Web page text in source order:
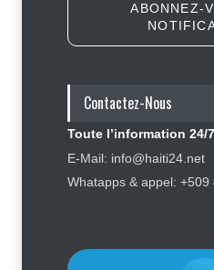
Haïti :
montre
ABONNEZ-
Contactez-Nous
Toute l’information 24/7
E-Mail: info@haiti24.net
Whatapps & appel: +509